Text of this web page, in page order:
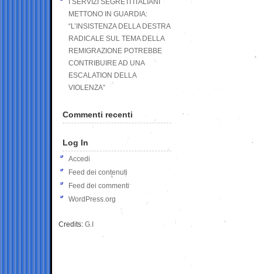
I SERVIZI SEGRETI ITALIANI
METTONO IN GUARDIA:
“L’INSISTENZA DELLA DESTRA
RADICALE SUL TEMA DELLA
REMIGRAZIONE POTREBBE
CONTRIBUIRE AD UNA
ESCALATION DELLA
VIOLENZA”
Commenti recenti
Log In
Accedi
Feed dei contenuti
Feed dei commenti
WordPress.org
Credits: G.I